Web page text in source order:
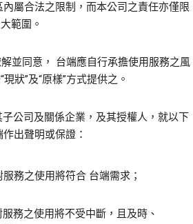
屬合法之限制，而本公司之責任亦僅限
範圍。
並同意， 台端應自行承擔使用服務之風
狀”及“原樣”方式提供之。
子公司及關係企業，及其授權人，就以下
出聲明或保證：
務之使用將符合 台端需求；
務之使用將不受中斷，且及時、